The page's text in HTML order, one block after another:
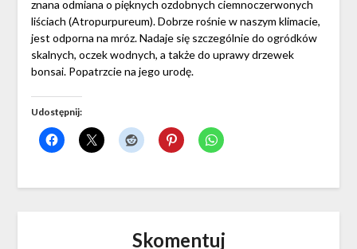
znana odmiana o pięknych ozdobnych ciemnoczerwonych
liściach (Atropurpureum). Dobrze rośnie w naszym klimacie,
jest odporna na mróz. Nadaje się szczególnie do ogródków
skalnych, oczek wodnych, a także do uprawy drzewek
bonsai. Popatrzcie na jego urodę.
Udostępnij:
Skomentuj